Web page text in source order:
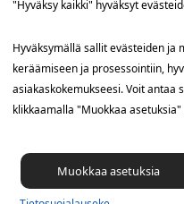
Hae töitä
Blogi
"Hyväksy kaikki" hyväksyt
Hyväksymällä sallit evästeiden ja
keräämiseen ja prosessointiin,
asiakaskokemukseesi. Voit antaa
klikkaamalla "Muokkaa
Muokkaa asetuksia